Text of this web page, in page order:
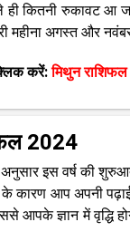
ही कितनी रुकावट आ
महीना अगस्त और
करें:मिथुन
2024
इस वर्ष की
के कारण आप अपनी
आपके ज्ञान में वृद्धि